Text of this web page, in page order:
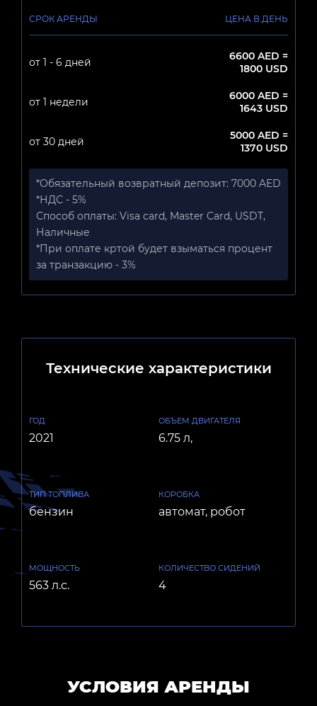
СРОК АРЕНДЫ ЦЕНА В ДЕНЬ
от 1 - 6 дней
6600 AED =
1800 USD
от 1 недели
6000 AED =
1643 USD
от 30 дней
5000 AED =
1370 USD
*Обязательный возвратный депозит: 7000 AED
*НДС - 5%
Способ оплаты: Visa card, Master Card, USDT,
Наличные
*При оплате кртой будет взыматься процент
за транзакцию - 3%
Технические характеристики
ГОД
2021
ОБЪЕМ ДВИГАТЕЛЯ
6.75 л,
ТИП ТОПЛИВА
бензин
КОРОБКА
автомат, робот
МОЩНОСТЬ
563 л.с.
КОЛИЧЕСТВО СИДЕНИЙ
4
УСЛОВИЯ АРЕНДЫ